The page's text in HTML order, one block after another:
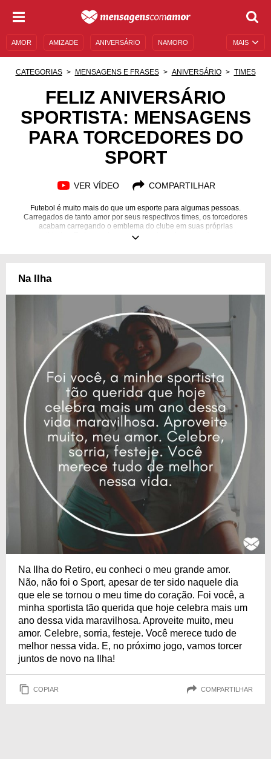
MAIS
AMOR AMIZADE ANIVERSÁRIO NAMORO
DESCULPAS
MENSAGENS E FRASES MENSAGENS DE ANIVERSÁRIO
ENTRETENIMENTO FAMOSOS BÍBLIA
CATEGORIAS MENSAGENS E FRASES ANIVERSÁRIO TIMES
FELIZ ANIVERSÁRIO
SPORTISTA: MENSAGENS
PARA TORCEDORES DO
SPORT
VER VÍDEO COMPARTILHAR
Futebol é muito mais do que um esporte para algumas pessoas.
Carregados de tanto amor por seus respectivos times, os torcedores
acabam carregando o emblema do clube em suas próprias
personalidades. Todos conhecemos aquele amigo ou amiga que torce,
palavras tal como ele se emociona ao ver seu time batendo bola. A
Na Ilha
Na Ilha do Retiro, eu conheci o meu grande amor.
Não, não foi o Sport, apesar de ter sido naquele dia
que ele se tornou o meu time do coração. Foi você, a
minha sportista tão querida que hoje celebra mais um
ano dessa vida maravilhosa. Aproveite muito, meu
amor. Celebre, sorria, festeje. Você merece tudo de
melhor nessa vida. E, no próximo jogo, vamos torcer
juntos de novo na Ilha!
COPIAR COMPARTILHAR